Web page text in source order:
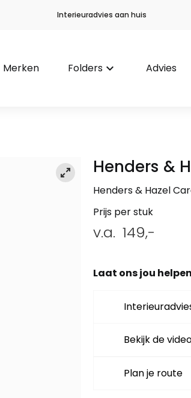
Interieuradvies aan huis
Merken Folders keyboard_arrow_down Advies
Henders &
Henders & Hazel
Prijs per stuk
v.a. 149,-
Laat ons jou helpen
Bekijk de
Plan je route